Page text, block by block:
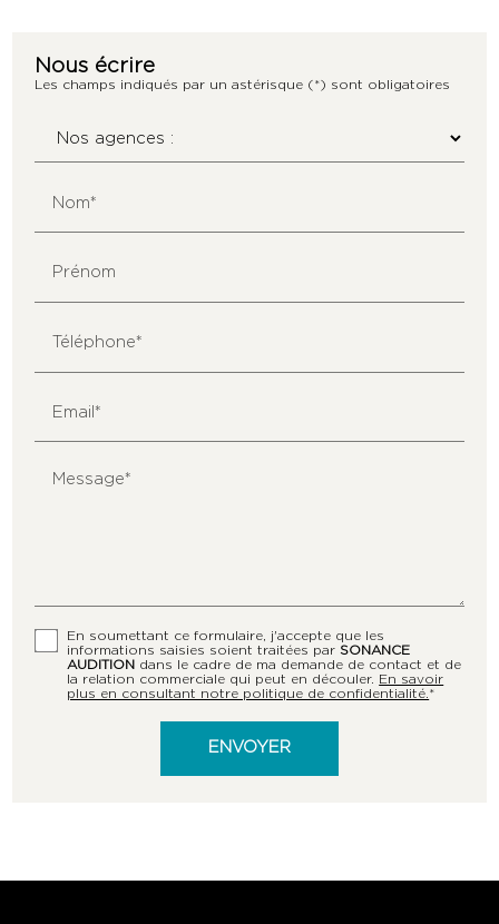
Nous écrire
Les champs indiqués par un astérisque (*) sont obligatoires
Nom*
Prénom
Téléphone*
Email*
Message*
En soumettant ce formulaire, j'accepte que les
informations saisies soient traitées par SONANCE
AUDITION dans le cadre de ma demande de contact et de
la relation commerciale qui peut en découler. En savoir
plus en consultant notre politique de confidentialité. *